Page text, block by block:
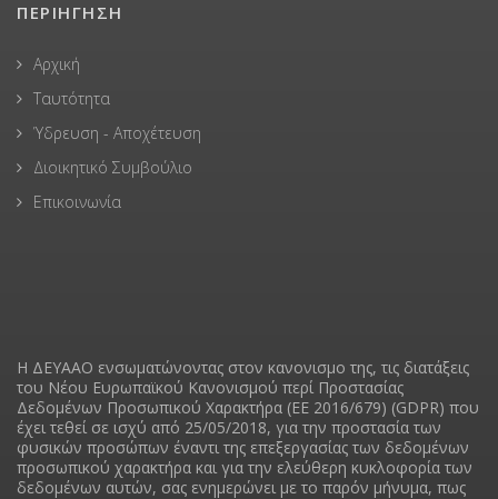
ΠΕΡΙΗΓΗΣΗ
Αρχική
Ταυτότητα
Ύδρευση - Αποχέτευση
Διοικητικό Συμβούλιο
Επικοινωνία
Η ΔΕΥΑAO ενσωματώνοντας στον κανονισμο της, τις διατάξεις
του Νέου Ευρωπαϊκού Κανονισμού περί Προστασίας
Δεδομένων Προσωπικού Χαρακτήρα (ΕΕ 2016/679) (GDPR) που
έχει τεθεί σε ισχύ από 25/05/2018, για την προστασία των
φυσικών προσώπων έναντι της επεξεργασίας των δεδομένων
προσωπικού χαρακτήρα και για την ελεύθερη κυκλοφορία των
δεδομένων αυτών, σας ενημερώνει με το παρόν μήνυμα, πως